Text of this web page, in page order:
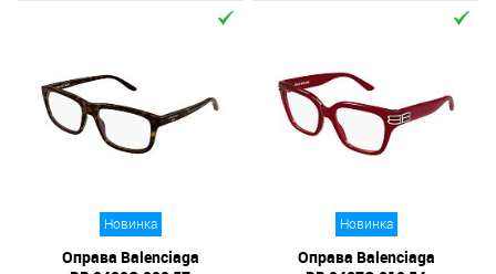
Новинка
Оправа Balenciaga
Новинка
Оправа Balenciaga